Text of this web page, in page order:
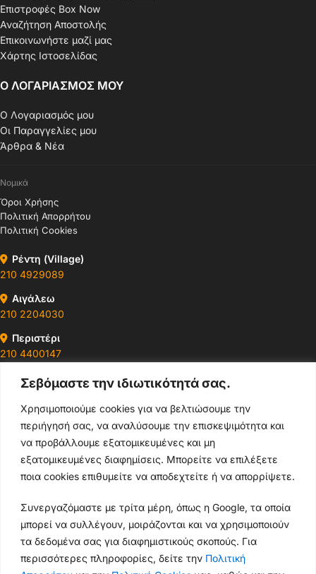
Σεβόμαστε την ιδιωτικότητά σας.
Χρησιμοποιούμε cookies για να βελτιώσουμε την
περιήγησή σας, να αναλύσουμε την επισκεψιμότητα και
να προβάλλουμε εξατομικευμένες και μη
εξατομικευμένες διαφημίσεις. Μπορείτε να επιλέξετε
ποια cookies επιθυμείτε να αποδεχτείτε ή να απορρίψετε.
Συνεργαζόμαστε με τρίτα μέρη, όπως η Google, τα οποία
μπορεί να συλλέγουν, μοιράζονται και να χρησιμοποιούν
τα δεδομένα σας για διαφημιστικούς σκοπούς. Για
περισσότερες πληροφορίες, δείτε την Πολιτική
Επιστροφές Box Now
Αναζήτηση Αποστολής
Επικοινωνήστε μαζί μας
Χάρτης Ιστοσελίδας
Ο ΛΟΓΑΡΙΑΣΜΟΣ ΜΟΥ
Ο Λογαριασμός μου
Οι Παραγγελίες μου
Άρθρα & Νέα
Νομικά
Όροι Χρήσης
Πολιτική Απορρήτου
Πολιτική Cookies
Ρέντη (Village)
210 4929089
Αιγάλεω
210 2204030
Περιστέρι
210 4400147
Ωράρια & Διευθύνσεις →
210 4929089
Κεντρικό τηλέφωνο
info@thikishop.gr
Δευ - Σάβ: 10:00 - 21:00
ΔΩΡΕΑΝ ΑΠΟΣΤΟΛΗ
για παραγγελίες άνω των 35€